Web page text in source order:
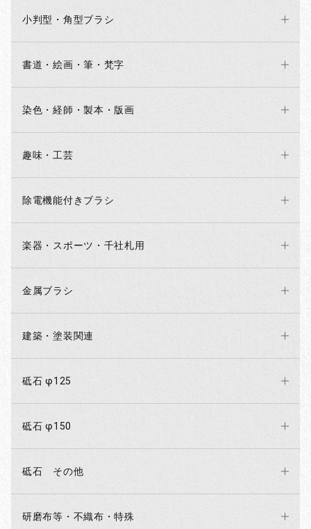
小判型・角型ブラシ
書道・絵画・筆・梵字
染色・経師・製本・版画
趣味・工芸
除電機能付きブラシ
楽器・スポーツ・千社札用
金属ブラシ
建築・塗装関連
砥石 φ125
砥石 φ150
砥石 その他
研磨布等・不織布・特殊